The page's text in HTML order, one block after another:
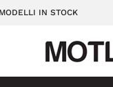
IN STOCK